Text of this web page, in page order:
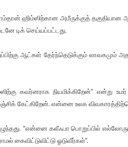
ஹிம்ஸிற்கான அமீருக்குத் தகுதியான
டிக் செய்யப்பட்டது.
ஆட்கள் தேர்ந்தெடுக்கும்
கவர்னராக நியமிக்கிறேன்” என்று
கேட்கிறேன். என்னை உலக
“என்னை கலீஃபா பொறுப்பில்
கைவிட்டுவிட்டு ஓடுவீர்கள்”.